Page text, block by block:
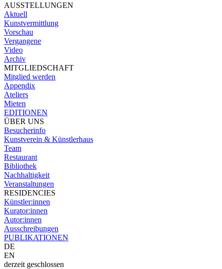
AUSSTELLUNGEN
Aktuell
Kunstvermittlung
Vorschau
Vergangene
Video
Archiv
MITGLIEDSCHAFT
Mitglied werden
Appendix
Ateliers
Mieten
EDITIONEN
ÜBER UNS
Besucherinfo
Kunstverein & Künstlerhaus
Team
Restaurant
Bibliothek
Nachhaltigkeit
Veranstaltungen
RESIDENCIES
Künstler:innen
Kurator:innen
Autor:innen
Ausschreibungen
PUBLIKATIONEN
DE
EN
derzeit geschlossen